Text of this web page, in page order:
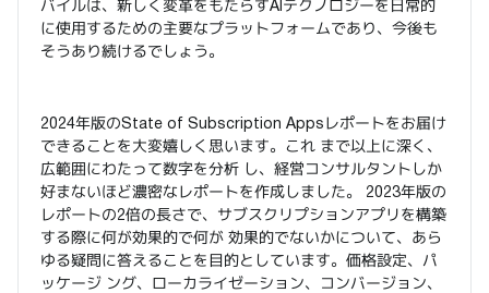
バイルは、新しく変革をもたらすAIテクノロジーを日常的
に使用するための主要なプラットフォームであり、今後も
そうあり続けるでしょう。
2024年版のState of Subscription Appsレポートをお届け
できることを大変嬉しく思います。これ まで以上に深く、
広範囲にわたって数字を分析 し、経営コンサルタントしか
好まないほど濃密なレポートを作成しました。 2023年版の
レポートの2倍の長さで、サブスクリプションアプリを構築
する際に何が効果的で何が 効果的でないかについて、あら
ゆる疑問に答えることを目的としています。価格設定、パ
ッケージ ング、ローカライゼーション、コンバージョン、